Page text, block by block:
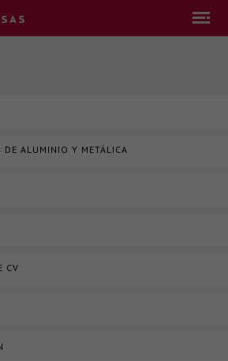
DE ALUMINIO Y METÁLICA
CV